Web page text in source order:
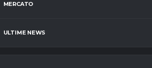
MERCATO
ULTIME NEWS